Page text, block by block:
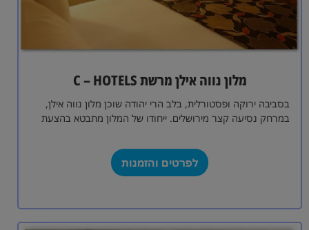
מלון נווה אילן מרשת C – HOTELS
בסביבה ירוקה ופסטורלית, בלב הרי יהודה שוכן מלון נווה אילן,
במרחק נסיעה קצר מירושלים. ייחודו של המלון מתבטא בהצעת
לפרטים והזמנות